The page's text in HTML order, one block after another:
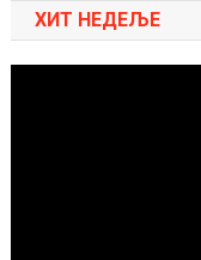
ХИТ НЕДЕЉЕ